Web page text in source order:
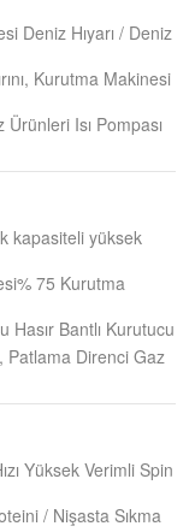
Deniz Hıyarı / Deniz
Kurutma Makinesi
Isı Pompası
kapasiteli yüksek
75 Kurutma
Hasır Bantlı Kurutucu
Patlama Direnci Gaz
Yüksek Verimli Spin
/ Nişasta Sıkma